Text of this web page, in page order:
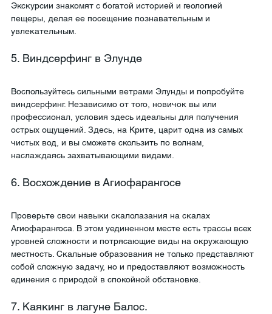
Экскурсии знакомят с богатой историей и геологией
пещеры, делая ее посещение познавательным и
увлекательным.
5. Виндсерфинг в Элунде
Воспользуйтесь сильными ветрами Элунды и попробуйте
виндсерфинг. Независимо от того, новичок вы или
профессионал, условия здесь идеальны для получения
острых ощущений. Здесь, на Крите, царит одна из самых
чистых вод, и вы сможете скользить по волнам,
наслаждаясь захватывающими видами.
6. Восхождение в Агиофарангосе
Проверьте свои навыки скалолазания на скалах
Агиофарангоса. В этом уединенном месте есть трассы всех
уровней сложности и потрясающие виды на окружающую
местность. Скальные образования не только представляют
собой сложную задачу, но и предоставляют возможность
единения с природой в спокойной обстановке.
7. Каякинг в лагуне Балос.